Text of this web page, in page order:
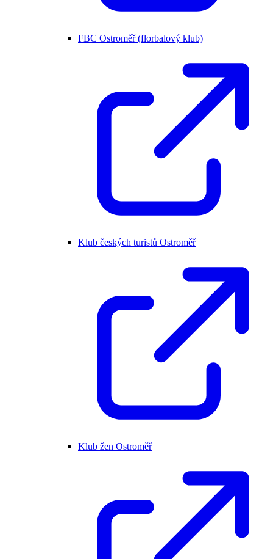
FBC Ostroměř (florbalový klub)
Klub českých turistů Ostroměř
Klub žen Ostroměř